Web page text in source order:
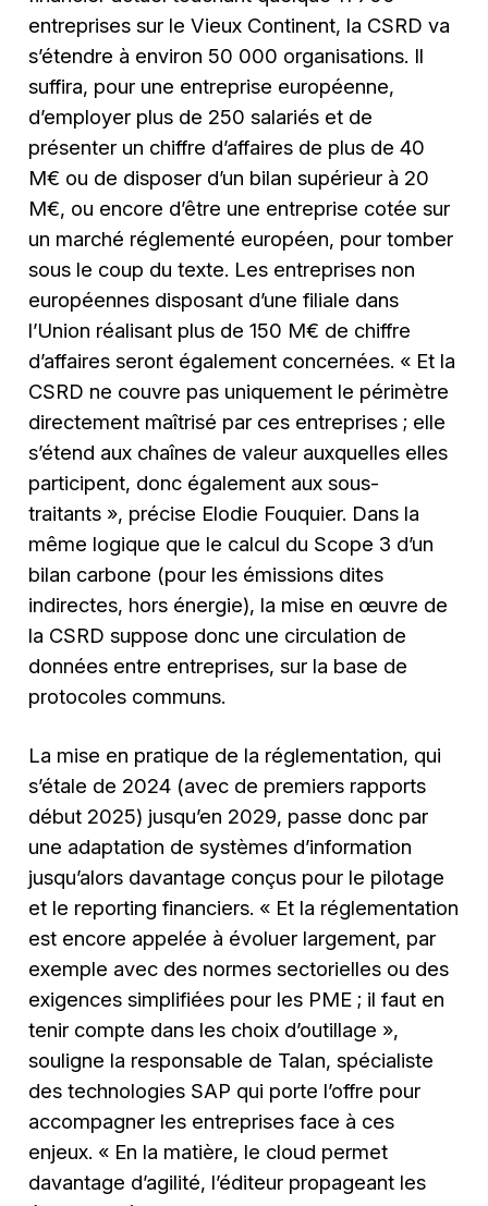
entreprises sur le Vieux Continent, la CSRD va
s’étendre à environ 50 000 organisations. Il
suffira, pour une entreprise européenne,
d’employer plus de 250 salariés et de
présenter un chiffre d’affaires de plus de 40
M€ ou de disposer d’un bilan supérieur à 20
M€, ou encore d’être une entreprise cotée sur
un marché réglementé européen, pour tomber
sous le coup du texte. Les entreprises non
européennes disposant d’une filiale dans
l’Union réalisant plus de 150 M€ de chiffre
d’affaires seront également concernées. « Et la
CSRD ne couvre pas uniquement le périmètre
directement maîtrisé par ces entreprises ; elle
s’étend aux chaînes de valeur auxquelles elles
participent, donc également aux sous-
traitants », précise Elodie Fouquier. Dans la
même logique que le calcul du Scope 3 d’un
bilan carbone (pour les émissions dites
indirectes, hors énergie), la mise en œuvre de
la CSRD suppose donc une circulation de
données entre entreprises, sur la base de
protocoles communs.
La mise en pratique de la réglementation, qui
s’étale de 2024 (avec de premiers rapports
début 2025) jusqu’en 2029, passe donc par
une adaptation de systèmes d’information
jusqu’alors davantage conçus pour le pilotage
et le reporting financiers. « Et la réglementation
est encore appelée à évoluer largement, par
exemple avec des normes sectorielles ou des
exigences simplifiées pour les PME ; il faut en
tenir compte dans les choix d’outillage »,
souligne la responsable de Talan, spécialiste
des technologies SAP qui porte l’offre pour
accompagner les entreprises face à ces
enjeux. « En la matière, le cloud permet
davantage d’agilité, l’éditeur propageant les